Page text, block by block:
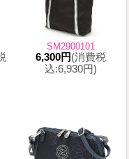
SM2900101
6,300円(消費税
込:6,930円)